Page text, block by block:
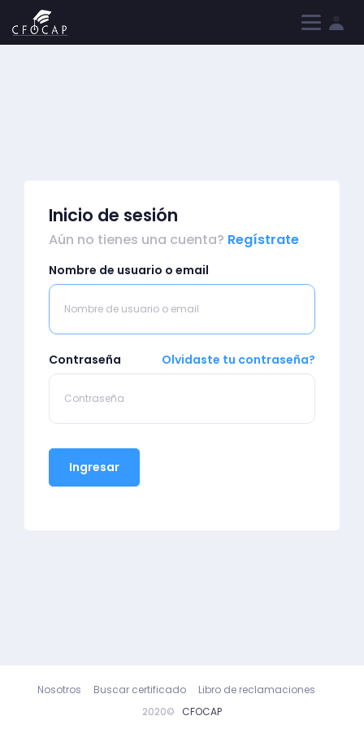
Registrarme
Inicio de sesión
Aún no tienes una cuenta? Regístrate
Nombre de usuario o email
Contraseña Olvidaste tu contraseña?
Ingresar
2020© CFOCAP
Nosotros Buscar certificado Libro de reclamaciones